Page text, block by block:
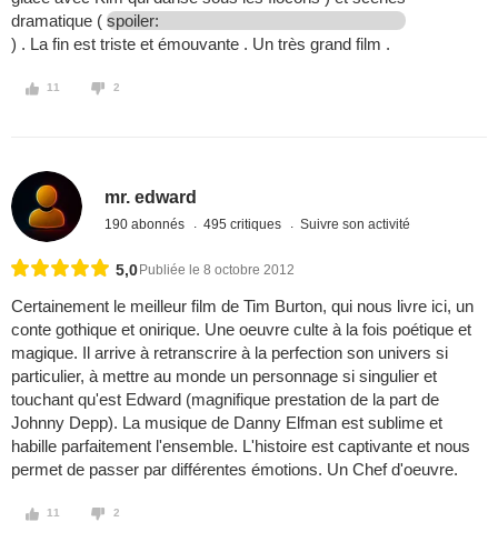
dramatique ( spoiler:
) . La fin est triste et émouvante . Un très grand film .
11 2
mr. edward
190 abonnés 495 critiques Suivre son activité
5,0 Publiée le 8 octobre 2012
Certainement le meilleur film de Tim Burton, qui nous livre ici, un
conte gothique et onirique. Une oeuvre culte à la fois poétique et
magique. Il arrive à retranscrire à la perfection son univers si
particulier, à mettre au monde un personnage si singulier et
touchant qu'est Edward (magnifique prestation de la part de
Johnny Depp). La musique de Danny Elfman est sublime et
habille parfaitement l'ensemble. L'histoire est captivante et nous
permet de passer par différentes émotions. Un Chef d'oeuvre.
11 2